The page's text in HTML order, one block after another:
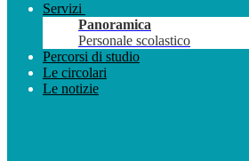
Servizi
Panoramica
Personale scolastico
Percorsi di studio
Le circolari
Le notizie